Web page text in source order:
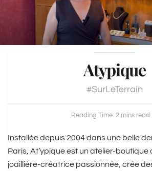
Atypique
#SurLeTerrain
Reading Time: 2 mins read
Installée depuis 2004 dans une belle
Paris, At’ypique est un atelier-boutique
joaillière-créatrice passionnée, crée